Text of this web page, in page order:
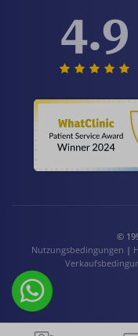
4.9
©
Nutzungsbedingungen |